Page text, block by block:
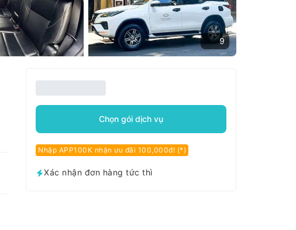
9
Chọn gói dịch vụ
Nhập APP100K nhận ưu đãi 100,000đ! (*)
Xác nhận đơn hàng tức thì